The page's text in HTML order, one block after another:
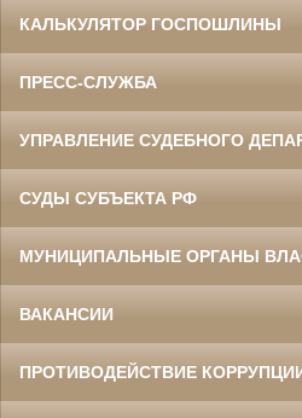
КАЛЬКУЛЯТОР ГОСПОШЛИНЫ
ПРЕСС-СЛУЖБА
УПРАВЛЕНИЕ СУДЕБНОГО
СУДЫ СУБЪЕКТА РФ
МУНИЦИПАЛЬНЫЕ ОРГАНЫ
ВАКАНСИИ
ПРОТИВОДЕЙСТВИЕ